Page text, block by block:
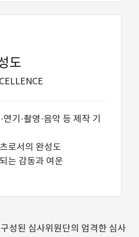
도
기·촬영·음악 등 제작 기
로서의 완성도
는 감동과 여운
성된 심사위원단의 엄격한 심사